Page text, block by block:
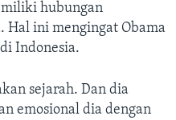
hubungan
Hal ini mengingat Obama
Indonesia.
sejarah. Dan dia
emosional dia dengan